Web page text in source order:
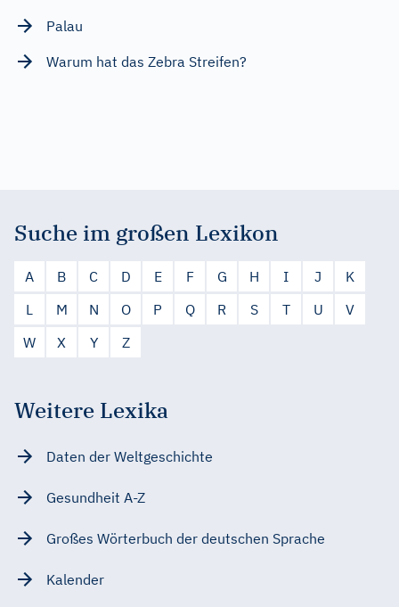
Palau
Warum hat das Zebra Streifen?
Suche im großen Lexikon
A B C D E F G H I J
K
L
M N O P Q R S T U
V
W
X Y Z
Weitere Lexika
Daten der Weltgeschichte
Gesundheit A-Z
Großes Wörterbuch der deutschen Sprache
Kalender